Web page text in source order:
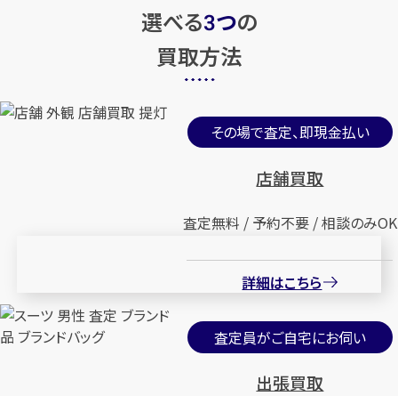
選べる3つの
買取方法
その場で査定、即現金払い
店舗買取
査定無料 / 予約不要 / 相談のみOK
詳細はこちら
査定員がご自宅にお伺い
出張買取